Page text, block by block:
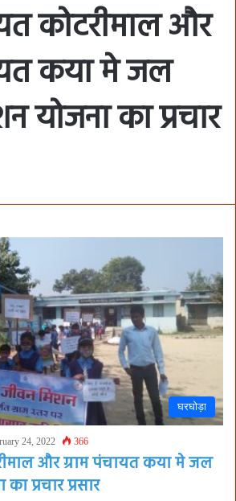
कोटरीमाल और
कया मे जल
योजना का प्रचार
घरघोड़ा
24, 2022 366
और ग्राम पंचायत कया मे जल
प्रचार प्रसार